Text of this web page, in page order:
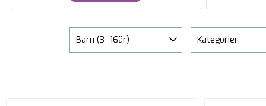
Barn (3 -16år) Kategorier